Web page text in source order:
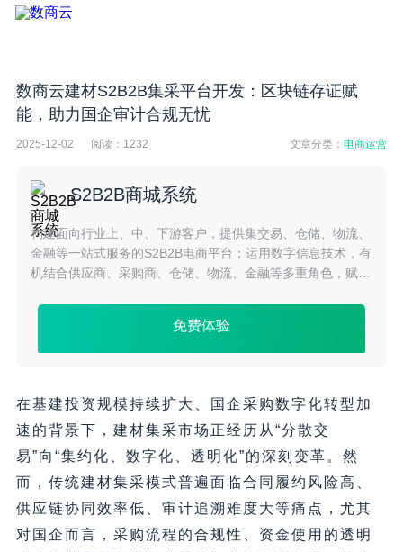
数商云建材S2B2B集采平台开发：区块链存证赋
能，助力国企审计合规无忧
2025-12-02 阅读： 1232 文章分类：电商运营
S2B2B商城系统
构建面向行业上、中、下游客户，提供集交易、仓储、物流、
金融等一站式服务的S2B2B电商平台；运用数字信息技术，有
机结合供应商、采购商、仓储、物流、金融等多重角色，赋能
免费体验
在基建投资规模持续扩大、国企采购数字化转型加
速的背景下，建材集采市场正经历从“分散交
易”向“集约化、数字化、透明化”的深刻变革。然
而，传统建材集采模式普遍面临合同履约风险高、
供应链协同效率低、审计追溯难度大等痛点，尤其
对国企而言，采购流程的合规性、资金使用的透明